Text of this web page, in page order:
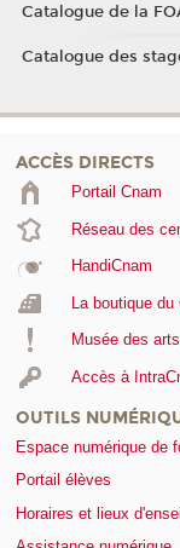
Catalogue de la
Catalogue des
ACCÈS DIRECTS
Portail Cnam
Réseau des
HandiCnam
La boutique du
Musée des
Accès à
OUTILS
Espace numérique de
Portail élèves
Horaires et lieux